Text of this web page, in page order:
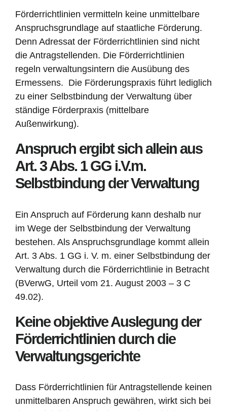
Förderrichtlinien vermitteln keine unmittelbare
Anspruchsgrundlage auf staatliche Förderung.
Denn Adressat der Förderrichtlinien sind nicht
die Antragstellenden. Die Förderrichtlinien
regeln verwaltungsintern die Ausübung des
Ermessens. Die Förderungspraxis führt lediglich
zu einer Selbstbindung der Verwaltung über
ständige Förderpraxis (mittelbare
Außenwirkung).
Anspruch ergibt sich allein aus
Art. 3 Abs. 1 GG i.V.m.
Selbstbindung der Verwaltung
Ein Anspruch auf Förderung kann deshalb nur
im Wege der Selbstbindung der Verwaltung
bestehen. Als Anspruchsgrundlage kommt allein
Art. 3 Abs. 1 GG i. V. m. einer Selbstbindung der
Verwaltung durch die Förderrichtlinie in Betracht
(BVerwG, Urteil vom 21. August 2003 – 3 C
49.02).
Keine objektive Auslegung der
Förderrichtlinien durch die
Verwaltungsgerichte
Dass Förderrichtlinien für Antragstellende keinen
unmittelbaren Anspruch gewähren, wirkt sich bei